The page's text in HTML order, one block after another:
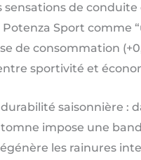
sensations de
Sport comme
de consommation
sportivité et
durabilité saisonnière :
impose une
les rainures